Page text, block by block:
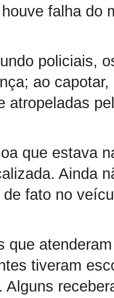
falha do
policiais,
ao
atropeladas
que estava
Ainda
de fato no
que
tiveram
Alguns